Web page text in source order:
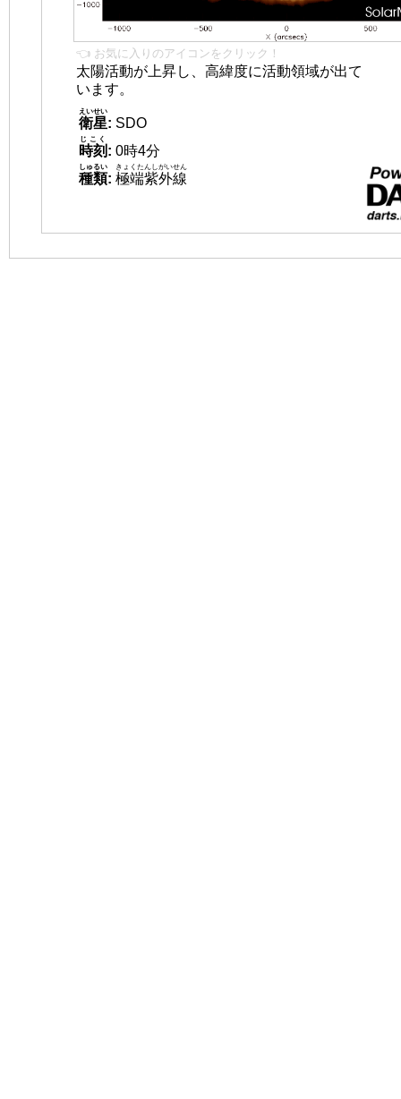
👈 お気に入りのアイコンをクリック！
太陽活動が上昇し、高緯度に活動領域が出て
います。
衛星
えいせい
: SDO
時刻
じこく
: 0時4分
種類
しゅるい
: 極端紫外線
きょくたんしがいせん